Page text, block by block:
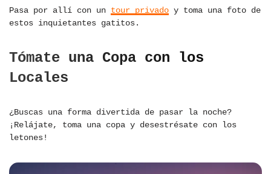
Pasa por allí con un tour privado y toma una foto de
estos inquietantes gatitos.
Tómate una Copa con los
Locales
¿Buscas una forma divertida de pasar la noche?
¡Relájate, toma una copa y desestrésate con los
letones!